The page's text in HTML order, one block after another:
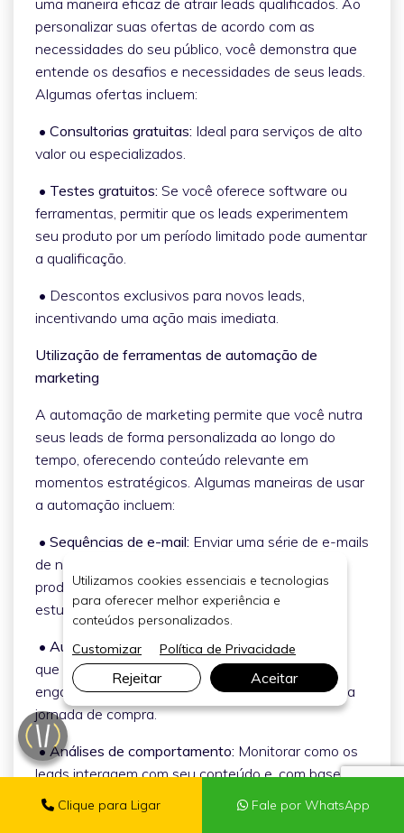
personalizar suas ofertas de acordo com as
necessidades do seu público, você demonstra que
entende os desafios e necessidades de seus leads.
Algumas ofertas incluem:
• Consultorias gratuitas: Ideal para serviços de alto
valor ou especializados.
• Testes gratuitos: Se você oferece software ou
ferramentas, permitir que os leads experimentem
seu produto por um período limitado pode aumentar
a qualificação.
• Descontos exclusivos para novos leads,
incentivando uma ação mais imediata.
Utilização de ferramentas de automação de
marketing
A automação de marketing permite que você nutra
seus leads de forma personalizada ao longo do
tempo, oferecendo conteúdo relevante em
momentos estratégicos. Algumas maneiras de usar
a automação incluem:
• Sequências de e-mail: Enviar uma série de e-mails
de nutrição, educando o lead sobre seu
produto/serviço e apresentando depoimentos ou
estudos de caso.
• Automação de redes sociais:Programar posts
que ofereçam conteúdo de valor e incentivem o
engajamento, ajudando a nutrir o lead ao longo da
jornada de compra.
• Análises de comportamento: Monitorar como os
leads interagem com seu conteúdo e, com base
nisso, segmentar suas mensagens para cada
estágio do funil de vendas.
Clique para Ligar Fale por WhatsApp
Utilizamos cookies essenciais e tecnologias
para oferecer melhor experiência e
conteúdos personalizados.
Customizar
Política de Privacidade
Rejeitar Aceitar